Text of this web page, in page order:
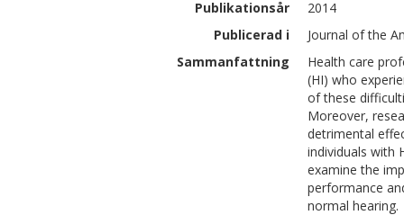
Publikationsår
2014
Publicerad i
Journal of the
Sammanfattning
Health care
(HI) who
of these
Moreover,
detrimental
individuals with
examine the
performance
normal hearing.